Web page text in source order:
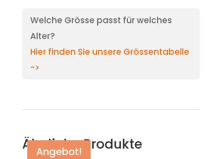
Welche Grösse passt für welches
Alter?
Hier finden Sie unsere Grössentabelle
->
Ähnliche Produkte
Angebot!
Angebot!
Angebot!